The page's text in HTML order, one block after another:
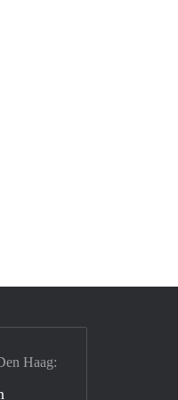
Haag: